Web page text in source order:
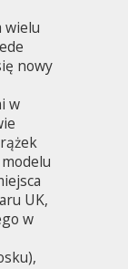
wielu
nowy
w
UK,
w